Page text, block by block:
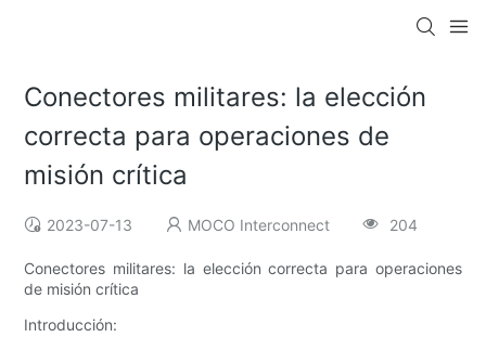
Conectores militares: la elección
correcta para operaciones de
misión crítica
2023-07-13 MOCO Interconnect 204
Conectores militares: la elección correcta para operaciones
de misión crítica
Introducción: